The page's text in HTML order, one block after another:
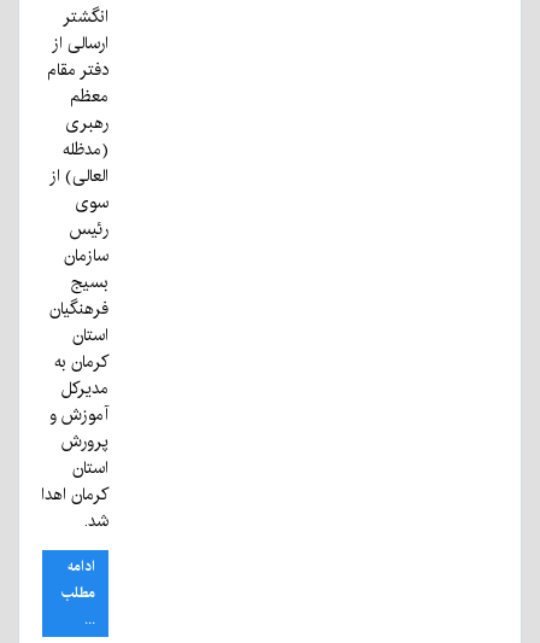
انگشتر
ارسالی از
دفتر مقام
معظم
رهبری
(مدظله
العالی) از
سوی
رئیس
سازمان
بسیج
فرهنگیان
استان
کرمان به
مدیرکل
آموزش و
پرورش
استان
کرمان اهدا
شد.
ادامه
مطلب
...